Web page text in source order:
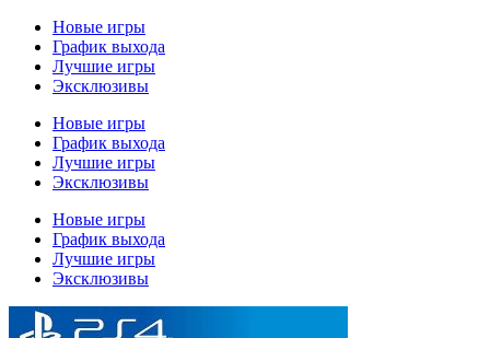
Новые игры
График выхода
Лучшие игры
Эксклюзивы
Новые игры
График выхода
Лучшие игры
Эксклюзивы
Новые игры
График выхода
Лучшие игры
Эксклюзивы